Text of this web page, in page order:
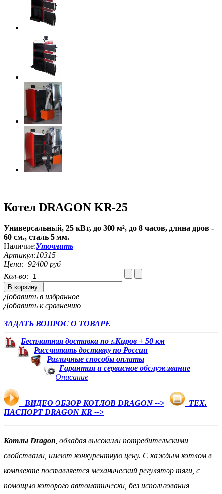
Котел DRAGON KR-25
Универсальный, 25 кВт, до 300 м², до 8 часов, длина дров -
60 см., сталь 5 мм.
Наличие:Уточнить
Артикул:10315
Цена: 92400 руб
Кол-во:
В корзину
Добавить в избранное
Добавить к сравнению
ЗАДАТЬ ВОПРОС О ТОВАРЕ
Бесплатная доставка по г.Киров + 50 км
Рассчитать доставку по России
Различные способы оплаты
Гарантия и сервисное обслуживание
Описание
ВИДЕО ОБЗОР КОТЛОВ DRAGON -->
ТЕХ.
ПАСПОРТ DRAGON KR -->
Котлы Dragon , обладая высокими потребительскими
свойствами, имеют конкурентную цену. С каждым котлом в
комплекте поставляется механический регулятор тяги, с
помощью которого автоматически, без использования